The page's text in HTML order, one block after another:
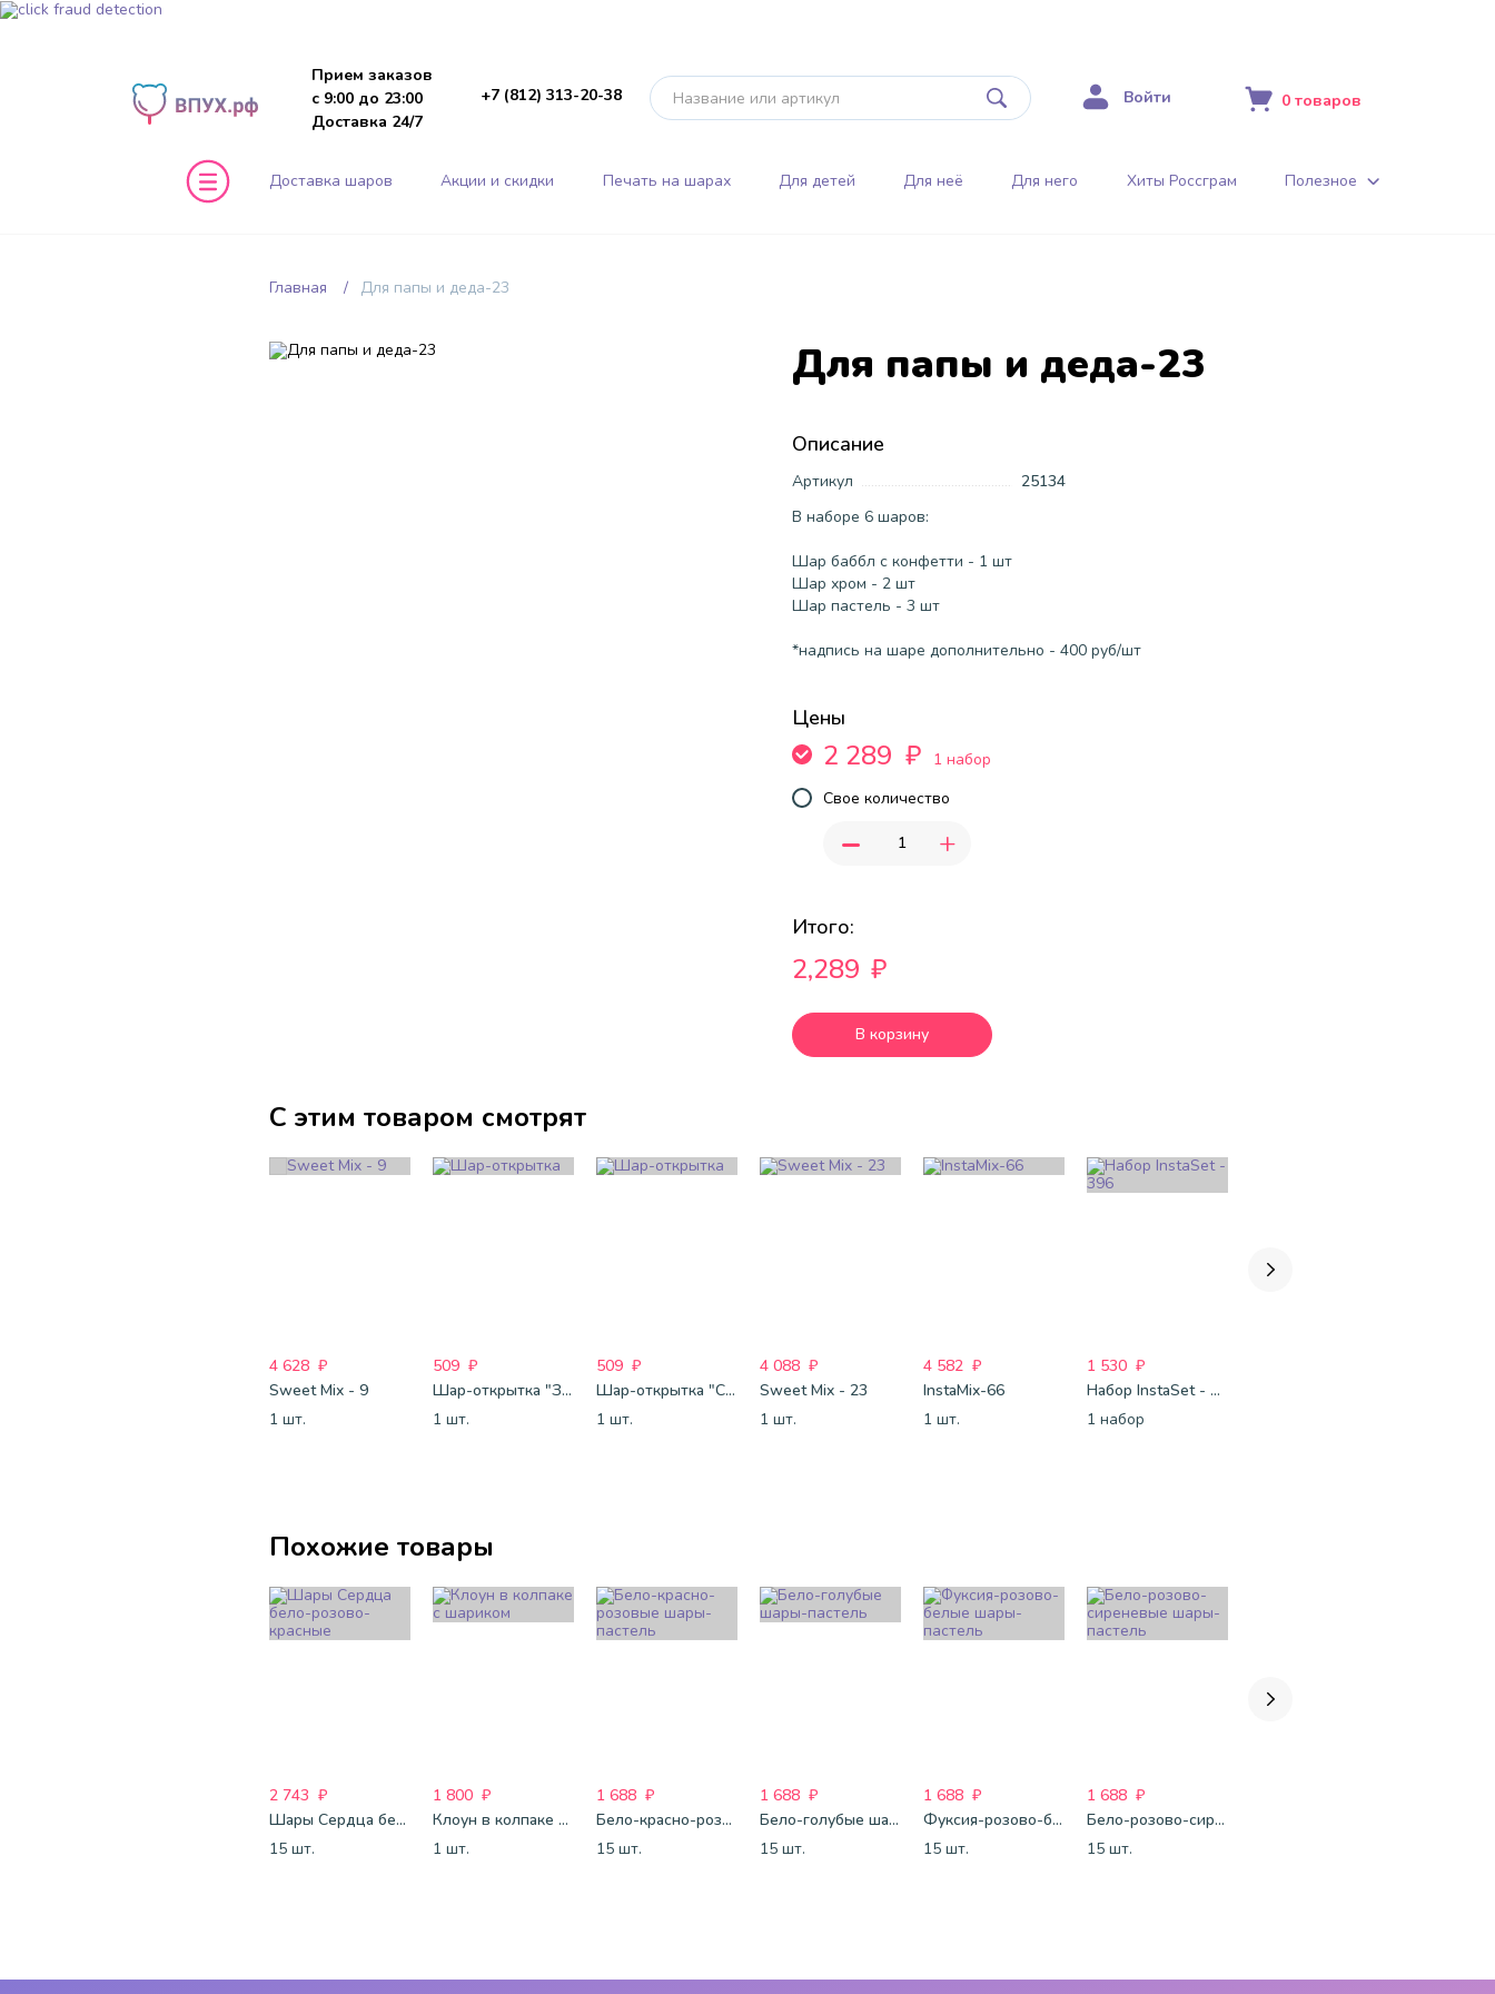
Прием заказов
с 9:00 до 23:00
Доставка 24/7
+7 (812) 313-20-38 Войти 0 товаров
Доставка шаров Акции и скидки Печать на шарах Для детей Для неё Для него Хиты Россграм Полезное
Главная Для папы и деда-23
Для папы и деда-23
Описание
Артикул
25134
В наборе 6 шаров:
Шар баббл с конфетти - 1 шт
Шар хром - 2 шт
Шар пастель - 3 шт
*надпись на шаре дополнительно - 400 руб/шт
Цены
2 289 ₽
1 набор
Свое количество
- +
Итого:
2,289 ₽
В корзину
С этим товаром смотрят
4 628 ₽
Sweet Mix - 9
1 шт.
509 ₽
Шар-открытка "Звезда" (45 см) - 1
1 шт.
509 ₽
Шар-открытка "Сердце" (45 см) - 2
1 шт.
4 088 ₽
Sweet Mix - 23
1 шт.
4 582 ₽
InstaMix-66
1 шт.
1 530 ₽
Набор InstaSet - 396
1 набор
Похожие товары
2 743 ₽
Шары Сердца бело-розово-красные
15 шт.
1 800 ₽
Клоун в колпаке с шариком
1 шт.
1 688 ₽
Бело-красно-розовые шары-пастель
15 шт.
1 688 ₽
Бело-голубые шары-пастель
15 шт.
1 688 ₽
Фуксия-розово-белые шары-пастель
15 шт.
1 688 ₽
Бело-розово-сиреневые шары-пастель
15 шт.